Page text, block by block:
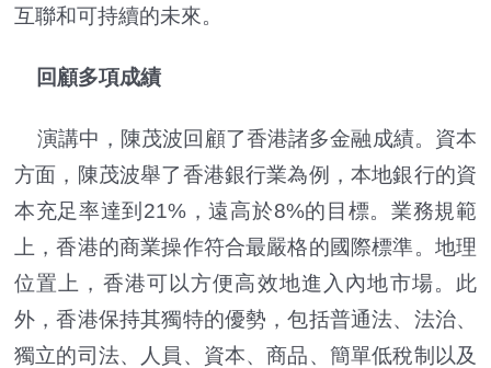
互聯和可持續的未來。
回顧多項成績
演講中，陳茂波回顧了香港諸多金融成績。資本
方面，陳茂波舉了香港銀行業為例，本地銀行的資
本充足率達到21%，遠高於8%的目標。業務規範
上，香港的商業操作符合最嚴格的國際標準。地理
位置上，香港可以方便高效地進入內地市場。此
外，香港保持其獨特的優勢，包括普通法、法治、
獨立的司法、人員、資本、商品、簡單低稅制以及